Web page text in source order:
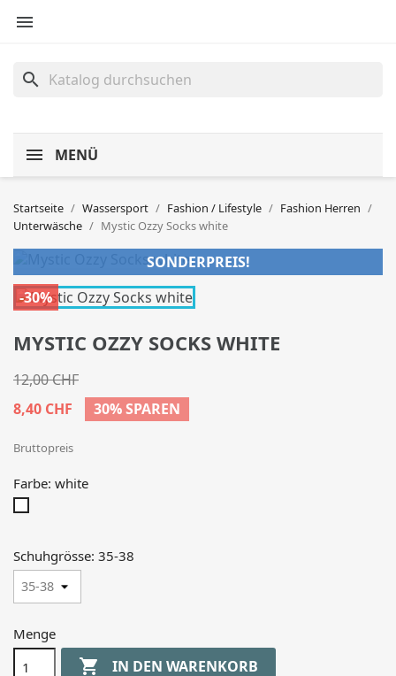

search
MENÜ
Startseite Wassersport Fashion / Lifestyle
Fashion Herren
Unterwäsche
Mystic Ozzy Socks white
SONDERPREIS!
-30%
MYSTIC OZZY SOCKS WHITE
12,00 CHF
8,40 CHF
30% SPAREN
Bruttopreis
Farbe: white
Schuhgrösse: 35-38
Menge
 IN DEN WARENKORB